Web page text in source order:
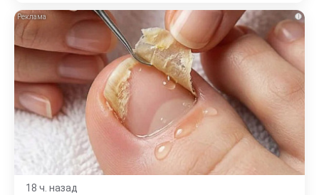
i
18 ч. назад